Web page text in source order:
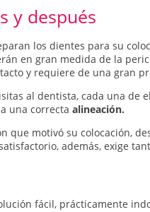
y después
los dientes para su
en gran medida de la
y requiere de una gran
al dentista, cada una de
una correcta alineación.
motivó su colocación,
además, exige
fácil, prácticamente